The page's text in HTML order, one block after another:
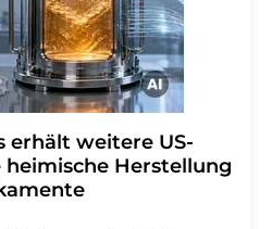
erhält weitere US-
Herstellung